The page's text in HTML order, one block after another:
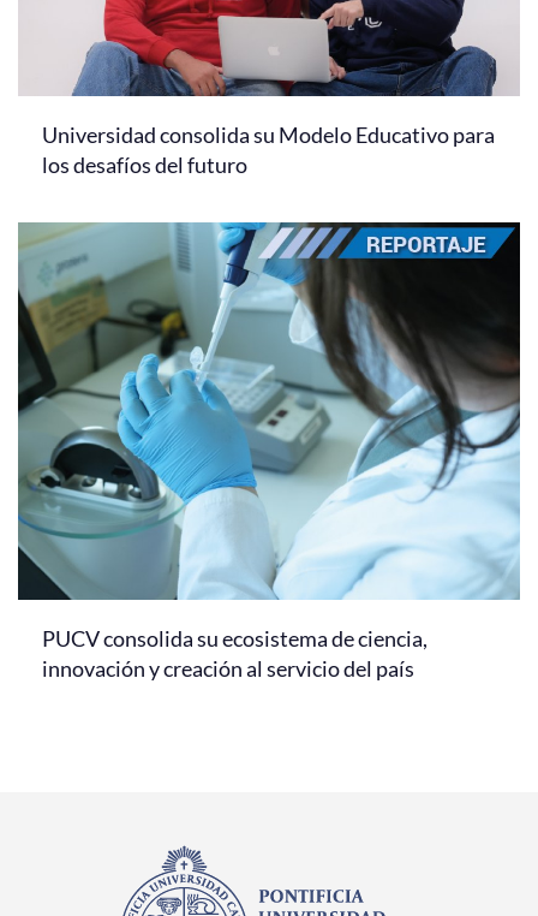
Universidad consolida su Modelo Educativo para
los desafíos del futuro
PUCV consolida su ecosistema de ciencia,
innovación y creación al servicio del país